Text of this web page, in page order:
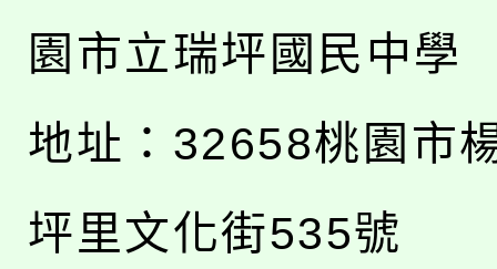
園市立瑞坪國民中學
地址： 32658桃園市
坪里文化街535號